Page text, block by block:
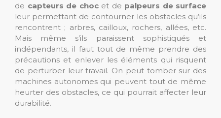
de capteurs de chocet de palpeurs de surface
leur permettant de contourner les obstacles qu’ils
rencontrent ; arbres, cailloux, rochers, allées, etc.
Mais même s’ils paraissent sophistiqués et
indépendants, il faut tout de même prendre des
précautions et enlever les éléments qui risquent
de perturber leur travail. On peut tomber sur des
machines autonomes qui peuvent tout de même
heurter des obstacles, ce qui pourrait affecter leur
durabilité.